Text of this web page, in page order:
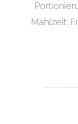
Mahlzeit: